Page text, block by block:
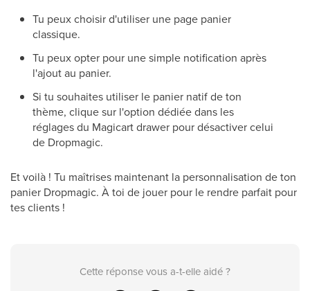
Tu peux choisir d'utiliser une page panier
classique.
Tu peux opter pour une simple notification après
l'ajout au panier.
Si tu souhaites utiliser le panier natif de ton
thème, clique sur l'option dédiée dans les
réglages du Magicart drawer pour désactiver celui
de Dropmagic.
Et voilà ! Tu maîtrises maintenant la personnalisation de ton
panier Dropmagic. À toi de jouer pour le rendre parfait pour
tes clients !
Cette réponse vous a-t-elle aidé ?